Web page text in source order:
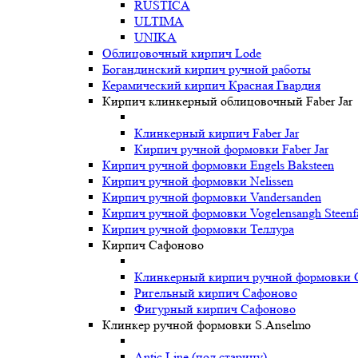
RUSTICA
ULTIMA
UNIKA
Oблицовочный кирпич Lode
Богандинский кирпич ручной работы
Керамический кирпич Красная Гвардия
Кирпич клинкерный облицовочный Faber Jar
Клинкерный кирпич Faber Jar
Кирпич ручной формовки Faber Jar
Кирпич ручной формовки Engels Baksteen
Кирпич ручной формовки Nelissen
Кирпич ручной формовки Vandersanden
Кирпич ручной формовки Vogelensangh
Кирпич ручной формовки Теллура
Кирпич Сафоново
Клинкерный кирпич ручной формовки
Ригельный кирпич Сафоново
Фигурный кирпич Сафоново
Клинкер ручной формовки S.Anselmo